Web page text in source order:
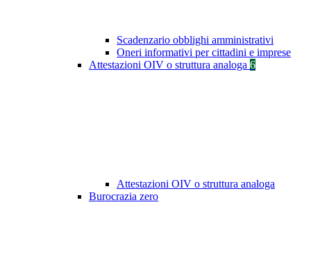
Scadenzario obblighi amministrativi
Oneri informativi per cittadini e imprese
Attestazioni OIV o struttura analoga 6
Attestazioni OIV o struttura analoga
Burocrazia zero